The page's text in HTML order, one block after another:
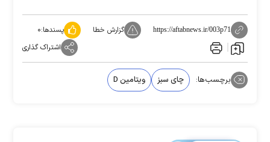
https://aftabnews.ir/003p71 گزارش خطا پسندها:۰
اشتراک گذاری
برچسب‌ها: چای سبز ویتامین D‌